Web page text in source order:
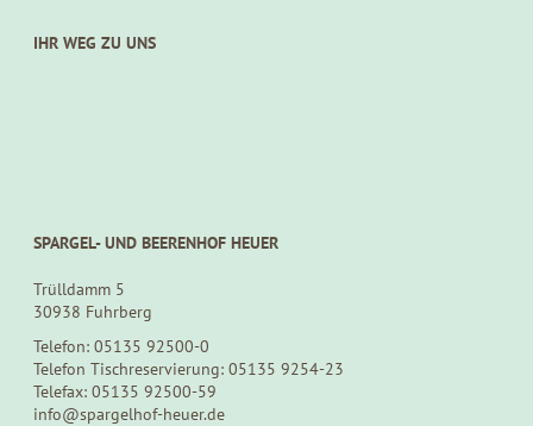
IHR WEG ZU UNS
SPARGEL- UND BEERENHOF HEUER
Trülldamm 5
30938 Fuhrberg
Telefon: 05135 92500-0
Telefon Tischreservierung: 05135 9254-23
Telefax: 05135 92500-59
info@spargelhof-heuer.de